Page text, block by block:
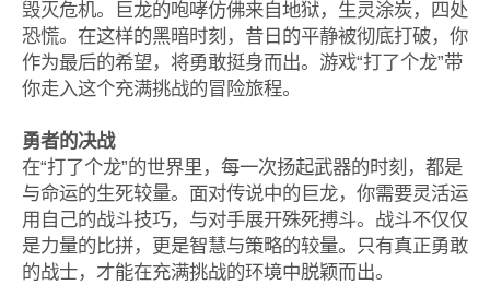
毁灭危机。巨龙的咆哮仿佛来自地狱，生灵涂炭，四处
恐慌。在这样的黑暗时刻，昔日的平静被彻底打破，你
作为最后的希望，将勇敢挺身而出。游戏“打了个龙”带
你走入这个充满挑战的冒险旅程。
勇者的决战
在“打了个龙”的世界里，每一次扬起武器的时刻，都是
与命运的生死较量。面对传说中的巨龙，你需要灵活运
用自己的战斗技巧，与对手展开殊死搏斗。战斗不仅仅
是力量的比拼，更是智慧与策略的较量。只有真正勇敢
的战士，才能在充满挑战的环境中脱颖而出。